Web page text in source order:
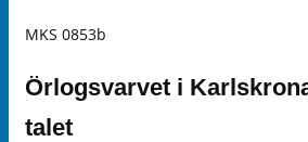
MKS 0853b
Örlogsvarvet i
talet